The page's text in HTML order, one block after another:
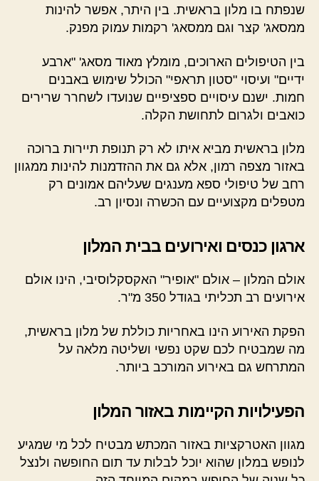
שנפתח בו מלון בראשית. בין היתר, אפשר להינות
ממסאג' קצר וגם ממסאג' רקמות עמוק מפנק.
בין הטיפולים הארוכים, מומלץ מאוד מסאג' "ארבע
ידיים" ועיסוי "סטון תראפי" הכולל שימוש באבנים
חמות. ישנם עיסויים ספציפיים שנועדו לשחרר שרירים
כואבים ולגרום לתחושת הקלה.
מלון בראשית מביא איתו לא רק תנופת תיירות ברוכה
באזור מצפה רמון, אלא גם את ההזדמנות להינות ממגוון
רחב של טיפולי ספא מענגים שעליהם אמונים רק
מטפלים מקצועיים עם הכשרה ונסיון רב.
ארגון כנסים ואירועים בבית המלון
אולם המלון – אולם "אופיר" האקסקלוסיבי, הינו אולם
אירועים רב תכליתי בגודל 350 מ"ר.
הפקת האירוע הינו באחריות כוללת של מלון בראשית,
מה שמבטיח לכם שקט נפשי ושליטה מלאה על
המתרחש גם באירוע המורכב ביותר.
הפעילויות הקיימות באזור המלון
מגוון האטרקציות באזור המכתש מבטיח לכל מי שמגיע
לנופש במלון שהוא יוכל לבלות עד תום החופשה ולנצל